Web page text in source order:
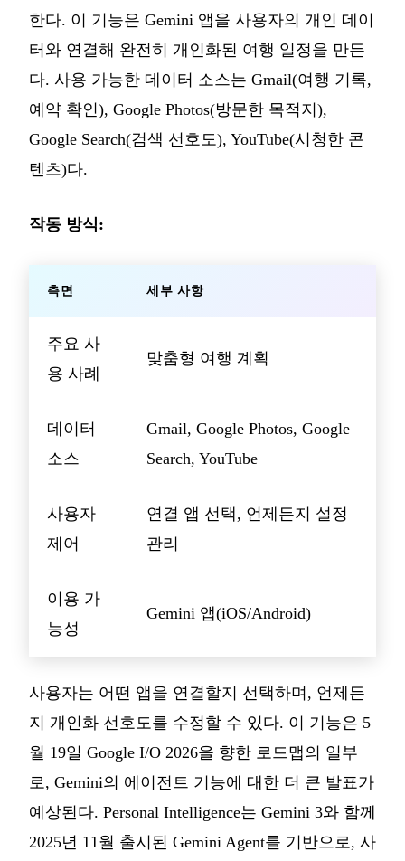
한다. 이 기능은 Gemini 앱을 사용자의 개인 데이
터와 연결해 완전히 개인화된 여행 일정을 만든
다. 사용 가능한 데이터 소스는 Gmail(여행 기록,
예약 확인), Google Photos(방문한 목적지),
Google Search(검색 선호도), YouTube(시청한 콘
텐츠)다.
작동 방식:
측면 세부 사항
주요 사
용 사례
맞춤형 여행 계획
데이터
소스
Gmail, Google Photos, Google
Search, YouTube
사용자
제어
연결 앱 선택, 언제든지 설정
관리
이용 가
능성
Gemini 앱(iOS/Android)
사용자는 어떤 앱을 연결할지 선택하며, 언제든
지 개인화 선호도를 수정할 수 있다. 이 기능은 5
월 19일 Google I/O 2026을 향한 로드맵의 일부
로, Gemini의 에이전트 기능에 대한 더 큰 발표가
예상된다. Personal Intelligence는 Gemini 3와 함께
2025년 11월 출시된 Gemini Agent를 기반으로, 사